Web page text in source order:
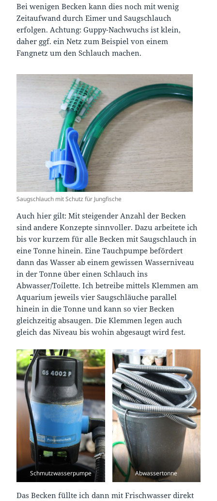
Bei wenigen Becken kann dies noch mit wenig
Zeitaufwand durch Eimer und Saugschlauch
erfolgen. Achtung: Guppy-Nachwuchs ist klein,
daher ggf. ein Netz zum Beispiel von einem
Fangnetz um den Schlauch machen.
Saugschlauch mit Schutz für Jungfische
Auch hier gilt: Mit steigender Anzahl der Becken
sind andere Konzepte sinnvoller. Dazu arbeitete ich
bis vor kurzem für alle Becken mit Saugschlauch in
eine Tonne hinein. Eine Tauchpumpe befördert
dann das Wasser ab einem gewissen Wasserniveau
in der Tonne über einen Schlauch ins
Abwasser/Toilette. Ich betreibe mittels Klemmen am
Aquarium jeweils vier Saugschläuche parallel
hinein in die Tonne und kann so vier Becken
gleichzeitig absaugen. Die Klemmen legen auch
gleich das Niveau bis wohin abgesaugt wird fest.
Schmutzwasserpumpe Abwassertonne
Das Becken füllte ich dann mit Frischwasser direkt